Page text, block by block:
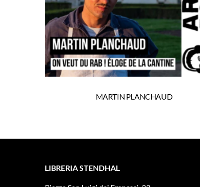
MARTIN PLANCHAUD
LIBRERIA STENDHAL